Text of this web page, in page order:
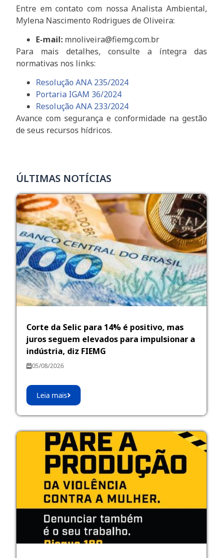
Entre em contato com nossa Analista Ambiental,
Mylena Nascimento Rodrigues de Oliveira:
E-mail: mnoliveira@fiemg.com.br
Para mais detalhes, consulte a íntegra das
normativas nos links:
Resolução ANA 235/2024
Portaria IGAM 36/2024
Resolução ANA 233/2024
Avance com segurança e conformidade na gestão
de seus recursos hídricos.
ÚLTIMAS NOTÍCIAS
Corte da Selic para 14% é positivo, mas
juros seguem elevados para impulsionar a
indústria, diz FIEMG
05/08/2026
Leia mais